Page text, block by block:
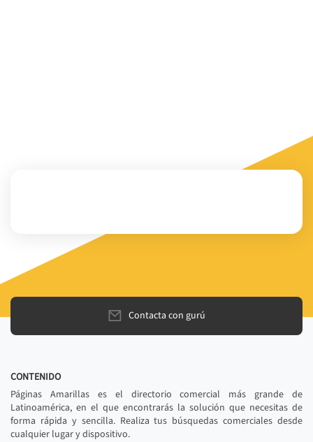
Contacta con gurú
CONTENIDO
Páginas Amarillas es el directorio comercial más grande de
Latinoamérica, en el que encontrarás la solución que necesitas de
forma rápida y sencilla. Realiza tus búsquedas comerciales desde
cualquier lugar y dispositivo.